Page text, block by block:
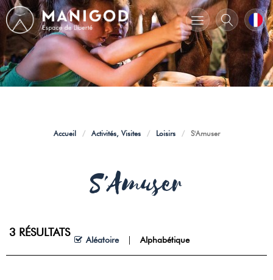
Accueil / Activités, Visites / Loisirs / S'Amuser
S'Amuser
3 RÉSULTATS
Aléatoire Alphabétique